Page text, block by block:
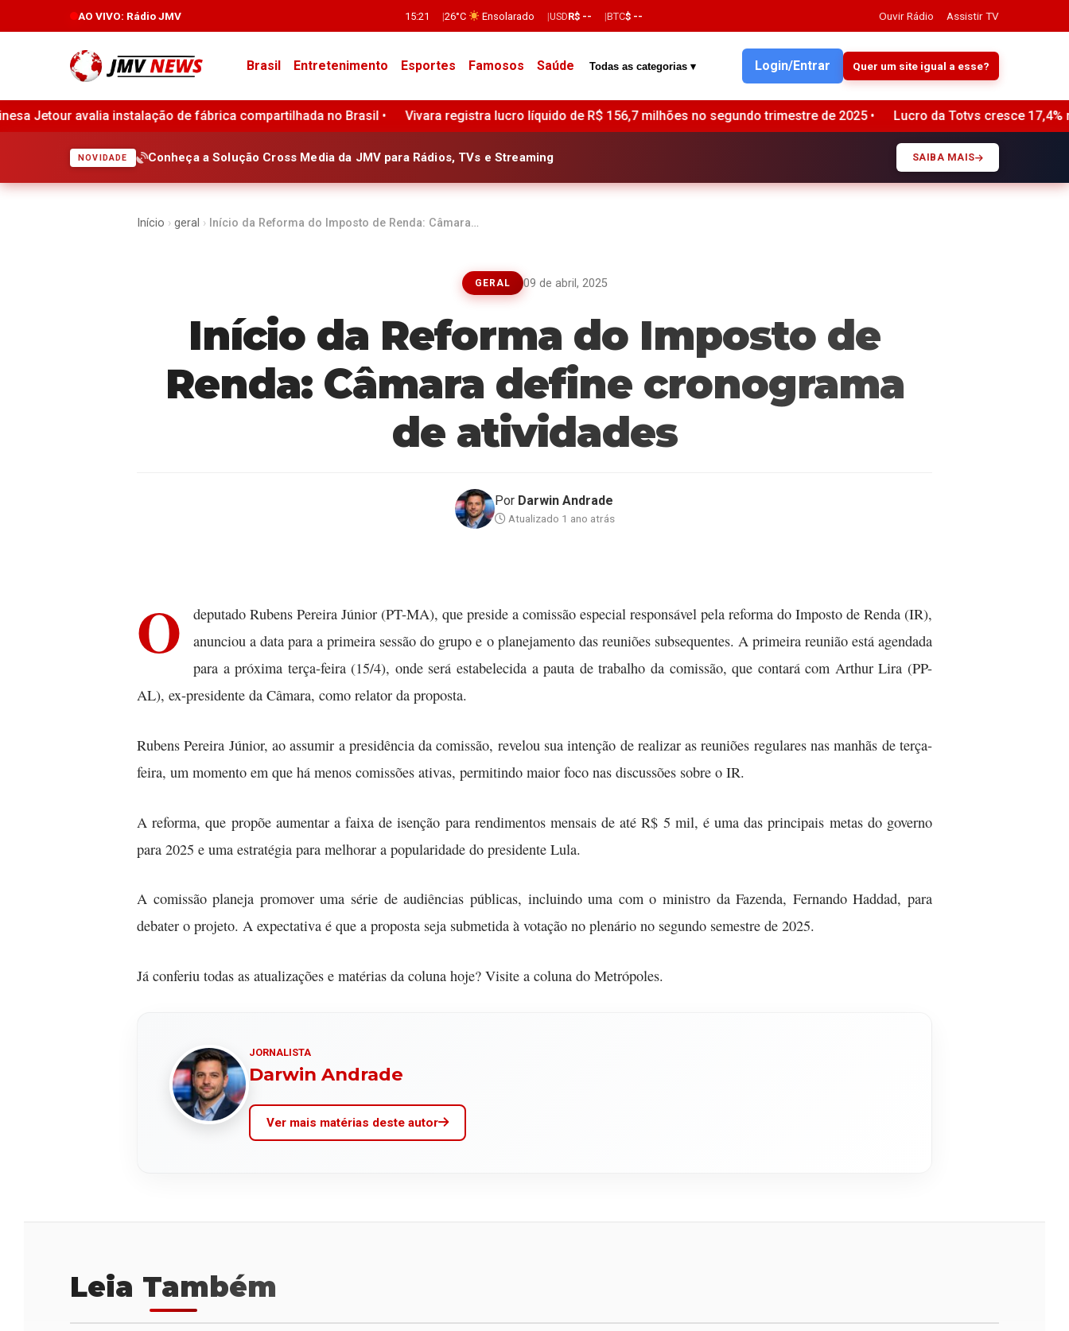
AO VIVO: Rádio JMV 15:21 26°C Ensolarado USDR$ -- BTC$ -- Ouvir Rádio Assistir TV
Brasil Entretenimento Esportes Famosos Saúde Todas as categorias ▾ Login/Entrar Quer um site igual a esse?
de fábrica compartilhada no Brasil • Vivara registra lucro líquido de R$ 156,7 milhões no segundo trimestre de 2025 • Lucro da Totvs cresce 17,4% no segundo
NOVIDADE Conheça a Solução Cross Media da JMV para Rádios, TVs e Streaming SAIBA MAIS
Início › geral › Início da Reforma do Imposto de Renda: Câmara…
GERAL 09 de abril, 2025
Início da Reforma do Imposto de
Renda: Câmara define cronograma
de atividades
Por Darwin Andrade
Atualizado 1 ano atrás
O
deputado Rubens Pereira Júnior (PT-MA), que preside a comissão especial responsável pela reforma do Imposto de Renda (IR),
anunciou a data para a primeira sessão do grupo e o planejamento das reuniões subsequentes. A primeira reunião está agendada
para a próxima terça-feira (15/4), onde será estabelecida a pauta de trabalho da comissão, que contará com Arthur Lira (PP-
AL), ex-presidente da Câmara, como relator da proposta.
Rubens Pereira Júnior, ao assumir a presidência da comissão, revelou sua intenção de realizar as reuniões regulares nas manhãs de terça-
feira, um momento em que há menos comissões ativas, permitindo maior foco nas discussões sobre o IR.
A reforma, que propõe aumentar a faixa de isenção para rendimentos mensais de até R$ 5 mil, é uma das principais metas do governo
para 2025 e uma estratégia para melhorar a popularidade do presidente Lula.
A comissão planeja promover uma série de audiências públicas, incluindo uma com o ministro da Fazenda, Fernando Haddad, para
debater o projeto. A expectativa é que a proposta seja submetida à votação no plenário no segundo semestre de 2025.
Já conferiu todas as atualizações e matérias da coluna hoje? Visite a coluna do Metrópoles.
JORNALISTA
Darwin Andrade
Ver mais matérias deste autor
Leia Também